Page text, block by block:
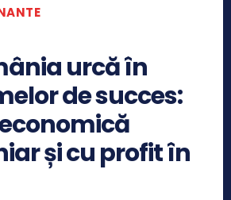
urcă în
de succes:
și cu profit în